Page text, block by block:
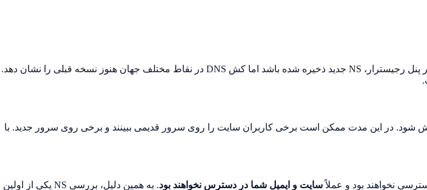
. ممکن است در پنل رجیسترار، NS جدید ذخیره شده باشد اما کش DNS در نقاط مختلف جهان هنوز نسخه قبلی را نشان دهد.
شود. در این مدت ممکن است برخی کاربران سایت را روی سرور قدیمی ببینند و برخی روی سرور جدید. با
سایت و ایمیل شما در دسترس نخواهند بود . به همین دلیل، بررسی NS یکی از اولین